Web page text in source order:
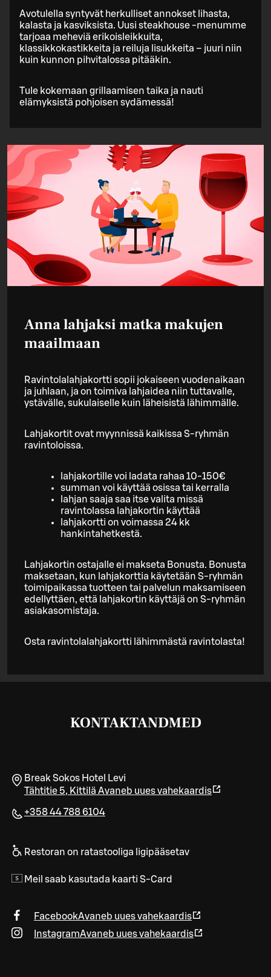
Avotulella syntyvät herkulliset annokset lihasta,
kalasta ja kasviksista. Uusi steakhouse -menumme
tarjoaa meheviä erikoisleikkuita,
klassikkokastikkeita ja reiluja lisukkeita – juuri niin
kuin kunnon pihvitalossa pitääkin.
Tule kokemaan grillaamisen taika ja nauti
elämyksistä pohjoisen sydämessä!
Anna lahjaksi matka makujen
maailmaan
Ravintolalahjakortti sopii jokaiseen vuodenaikaan
ja juhlaan, ja on toimiva lahjaidea niin tuttavalle,
ystävälle, sukulaiselle kuin läheisistä lähimmälle.
Lahjakortit ovat myynnissä kaikissa S-ryhmän
ravintoloissa.
lahjakortille voi ladata rahaa 10-150€
summan voi käyttää osissa tai kerralla
lahjan saaja saa itse valita missä
ravintolassa lahjakortin käyttää
lahjakortti on voimassa 24 kk
hankintahetkestä.
Lahjakortin ostajalle ei makseta Bonusta. Bonusta
maksetaan, kun lahjakorttia käytetään S-ryhmän
toimipaikassa tuotteen tai palvelun maksamiseen
edellyttäen, että lahjakortin käyttäjä on S-ryhmän
asiakasomistaja.
Osta ravintolalahjakortti lähimmästä ravintolasta!
KONTAKTANDMED
Break Sokos Hotel Levi
Tähtitie 5, Kittilä Avaneb uues vahekaardis
+358 44 788 6104
Restoran on ratastooliga ligipääsetav
Meil saab kasutada kaarti S-Card
FacebookAvaneb uues vahekaardis
InstagramAvaneb uues vahekaardis